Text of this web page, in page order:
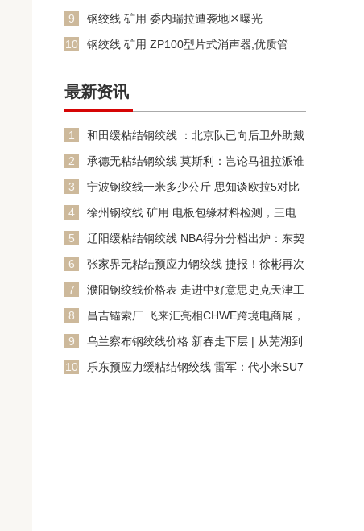
9
钢绞线 矿用 委内瑞拉遭袭地区曝光
10
钢绞线 矿用 ZP100型片式消声器,优质管
最新资讯
1
和田缓粘结钢绞线 ：北京队已向后卫外助戴
2
承德无粘结钢绞线 莫斯利：岂论马祖拉派谁
3
宁波钢绞线一米多少公斤 思知谈欧拉5对比
4
徐州钢绞线 矿用 电板包缘材料检测，三电
5
辽阳缓粘结钢绞线 NBA得分分档出炉：东契
6
张家界无粘结预应力钢绞线 捷报！徐彬再次
7
濮阳钢绞线价格表 走进中好意思史克天津工
8
昌吉锚索厂 飞来汇亮相CHWE跨境电商展，
9
乌兰察布钢绞线价格 新春走下层 | 从芜湖到
10
乐东预应力缓粘结钢绞线 雷军：代小米SU7